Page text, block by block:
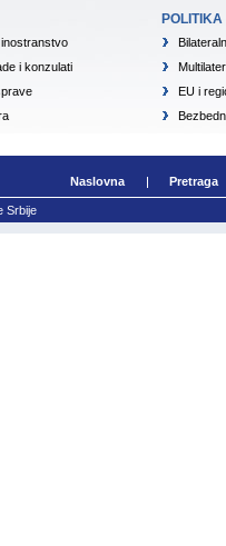
i konzulati
POLITIKA
EU i
Naslovna Pretraga
Srbije